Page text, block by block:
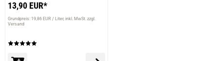
13,90 EUR*
Grundpreis: 19,86 EUR / Liter inkl. MwSt. zzgl.
Versand